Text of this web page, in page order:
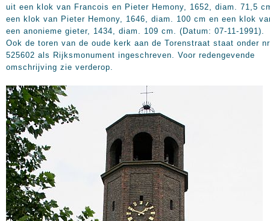
uit een klok van Francois en Pieter Hemony, 1652, diam. 71,5
een klok van Pieter Hemony, 1646, diam. 100 cm en een klok
een anonieme gieter, 1434, diam. 109 cm . (Datum: 07-11-1991).
Ook de toren van de oude kerk aan de Torenstraat staat onder
525602 als Rijksmonument ingeschreven. Voor redengevende
omschrijving zie verderop.